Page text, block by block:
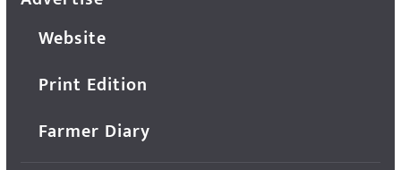
Website
Print Edition
Farmer Diary